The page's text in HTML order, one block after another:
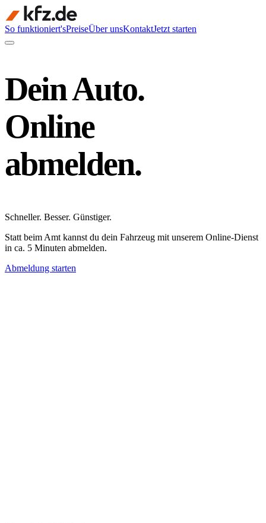
So funktioniert'sPreiseÜber unsKontaktJetzt starten
Dein Auto.
Online
abmelden.
Schneller. Besser. Günstiger.
Statt beim Amt kannst du dein Fahrzeug mit unserem Online-Dienst
in ca. 5 Minuten abmelden.
Abmeldung starten